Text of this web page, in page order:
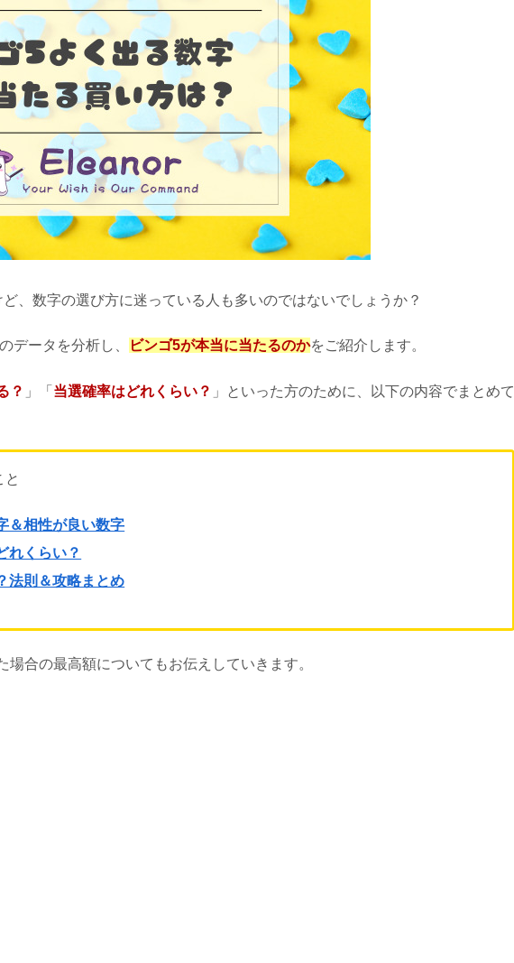
、数字の選び方に迷っている人も多いのではないでしょうか？
データを分析し、 ビンゴ5が本当に当たるのかをご紹介します。
？ 」「 当選確率はどれくらい？ 」といった方のために、以下の内容でまとめて
と
＆相性が良い数字
れくらい？
法則＆攻略まとめ
場合の最高額についてもお伝えしていきます。